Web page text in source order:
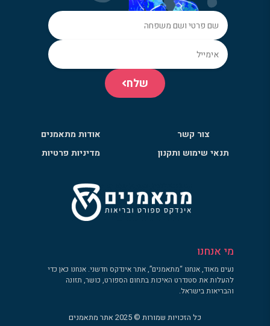
שלח
צור קשר
אודות מתאמנים
תנאי שימוש ותקנון
מדיניות פרטיות
מי אנחנו
נעים מאוד, אנחנו “מתאמנים”, אתר אינדקס חדשני. אנחנו כאן כדי
להעלות את סטנדרט האיכות בתחום הספורט, כושר, תזונה
והבריאות בישראל.
כל הזכויות שמורות © 2025 אתר מתאמנים